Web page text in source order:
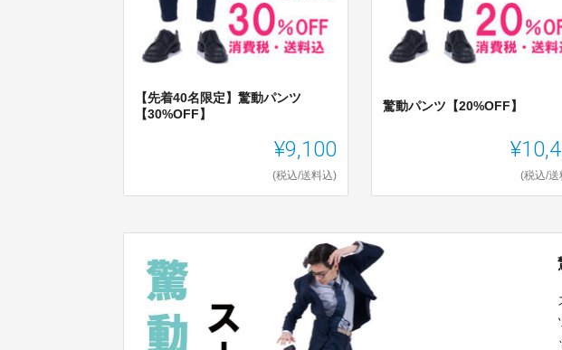
【先着40名限定】驚動パンツ
【30%OFF】
¥9,100
(税込/送料込)
驚動パンツ【20%OFF】
(税込/送